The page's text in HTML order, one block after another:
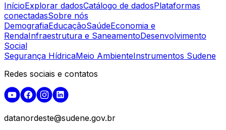
InícioExplorar dadosCatálogo de dadosPlataformas
conectadasSobre nós
DemografiaEducaçãoSaúdeEconomia e
RendaInfraestrutura e SaneamentoDesenvolvimento
Social
Segurança HídricaMeio AmbienteInstrumentos Sudene
Redes sociais e contatos
datanordeste@sudene.gov.br